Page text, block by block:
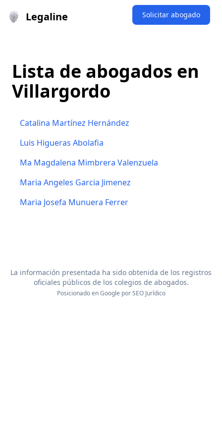
Legaline Solicitar abogado
Lista de abogados en
Villargordo
Catalina Martínez Hernández
Luis Higueras Abolafia
Ma Magdalena Mimbrera Valenzuela
Maria Angeles Garcia Jimenez
Maria Josefa Munuera Ferrer
La información presentada ha sido obtenida de los registros
oficiales públicos de los colegios de abogados.
Posicionado en Google porSEO Jurídico